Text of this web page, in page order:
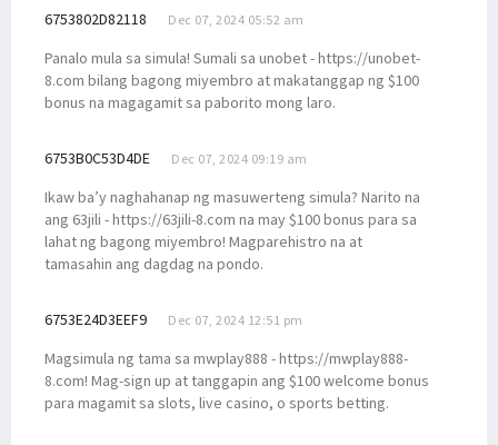
6753802D82118 Dec 07, 2024 05:52 am
Panalo mula sa simula! Sumali sa unobet - https://unobet-
8.com bilang bagong miyembro at makatanggap ng $100
bonus na magagamit sa paborito mong laro.
6753B0C53D4DE Dec 07, 2024 09:19 am
Ikaw ba’y naghahanap ng masuwerteng simula? Narito na
ang 63jili - https://63jili-8.com na may $100 bonus para sa
lahat ng bagong miyembro! Magparehistro na at
tamasahin ang dagdag na pondo.
6753E24D3EEF9 Dec 07, 2024 12:51 pm
Magsimula ng tama sa mwplay888 - https://mwplay888-
8.com! Mag-sign up at tanggapin ang $100 welcome bonus
para magamit sa slots, live casino, o sports betting.